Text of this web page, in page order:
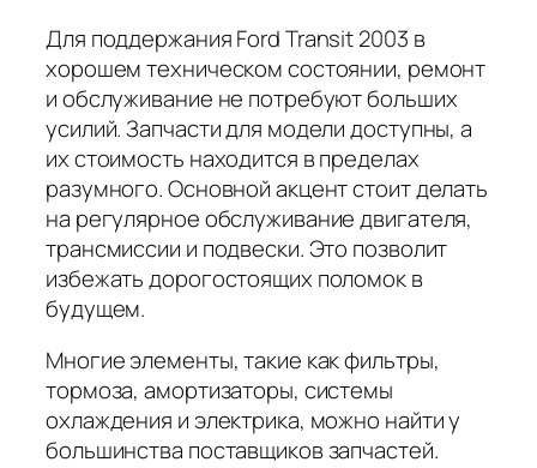
Для поддержания Ford Transit 2003 в
хорошем техническом состоянии, ремонт
и обслуживание не потребуют больших
усилий. Запчасти для модели доступны, а
их стоимость находится в пределах
разумного. Основной акцент стоит делать
на регулярное обслуживание двигателя,
трансмиссии и подвески. Это позволит
избежать дорогостоящих поломок в
будущем.
Многие элементы, такие как фильтры,
тормоза, амортизаторы, системы
охлаждения и электрика, можно найти у
большинства поставщиков запчастей.